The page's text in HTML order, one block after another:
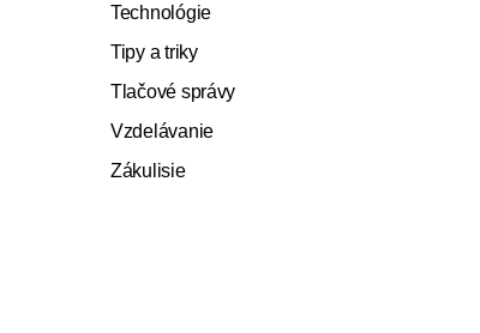
Technológie
Tipy a triky
Tlačové správy
Vzdelávanie
Zákulisie